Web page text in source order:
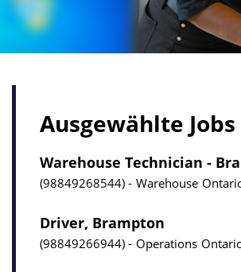
Ausgewählte Jobs
Warehouse Technician -
98849268544 Warehouse
Driver, Brampton
98849266944 Operations